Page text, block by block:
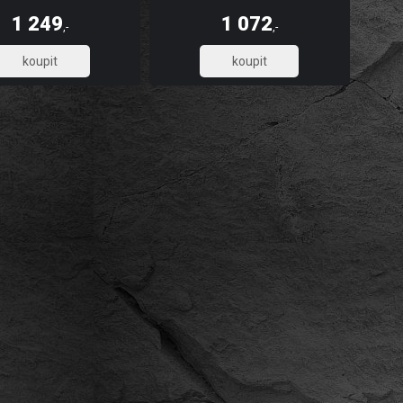
Skládá se z 5 pruhů.
1 249,-
1 032,23
digitálnímu tisku. Skládá se ze 3 pruhů.
1 072,-
885,95